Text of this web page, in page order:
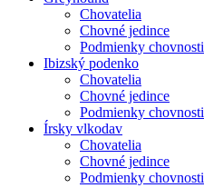
Chovatelia
Chovné jedince
Podmienky chovnosti
Ibizský podenko
Chovatelia
Chovné jedince
Podmienky chovnosti
Írsky vlkodav
Chovatelia
Chovné jedince
Podmienky chovnosti